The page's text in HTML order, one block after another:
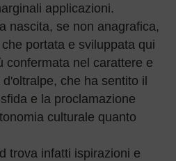
applicazioni.
nascita, se non anagrafica,
portata e sviluppata qui
confermata nel carattere e
che ha sentito il
e la proclamazione
culturale quanto
trova infatti ispirazioni e